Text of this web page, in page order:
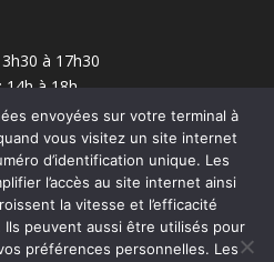
à 17h30
14h à 18h
minutes et 1 h
fermé le 21 juillet
envoyées sur votre terminal à
vous visitez un site internet
d’identification unique. Les
l’accès au site internet ainsi
la vitesse et l’efficacité
Ils peuvent aussi être utilisés pour
préférences personnelles. Les